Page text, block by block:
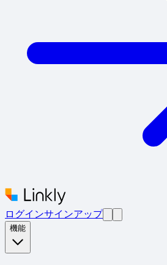
ログインサインアップ
機能